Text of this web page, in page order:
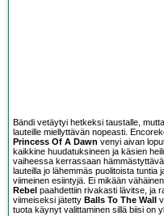
Bändi vetäytyi hetkeksi taustalle,
lauteille miellyttävän nopeasti.
Princess Of A Dawn venyi aivan
kaikkine huudatuksineen ja käsien
vaiheessa kerrassaan
lauteilla jo lähemmäs puolitoista
viimeinen esiintyjä. Ei mikään
Rebel paahdettiin rivakasti lävitse, ja
viimeiseksi jätetty Balls To The Wall
tuota käynyt valittaminen sillä biisi on